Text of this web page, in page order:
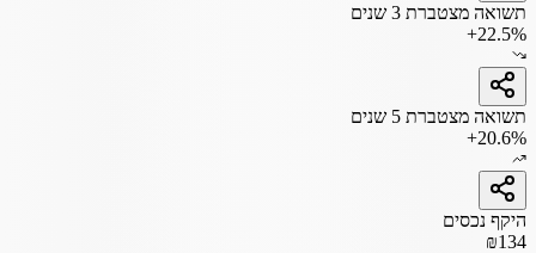
תשואה מצטברת 3 שנים
+22.5%
תשואה מצטברת 5 שנים
+20.6%
היקף נכסים
₪134